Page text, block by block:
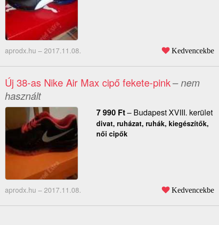
aprodx.hu – 2017.11.08. Kedvencekbe
Új 38-as Nike Air Max cipő fekete-pink– nem
használt
7 990 Ft– Budapest XVIII. kerület
divat, ruházat, ruhák, kiegészítők,
női cipők
aprodx.hu – 2017.11.08. Kedvencekbe